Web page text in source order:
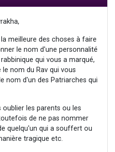
meilleure des choses à faire
le nom d'une personnalité
qui vous a marqué,
le nom du Rav qui vous
nom d'un des Patriarches qui
les parents ou les
de ne pas nommer
quelqu'un qui a souffert ou
tragique etc.